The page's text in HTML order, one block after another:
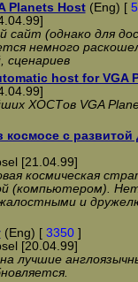
Planets Host(Eng) [
сайт (однако для
немного
сценариев
host for VGA
ХОСТов VGA
космосе с
[21.04.99]
космическая
(компьютером).
и
(Eng) [ 3350]
[20.04.99]
лучшие